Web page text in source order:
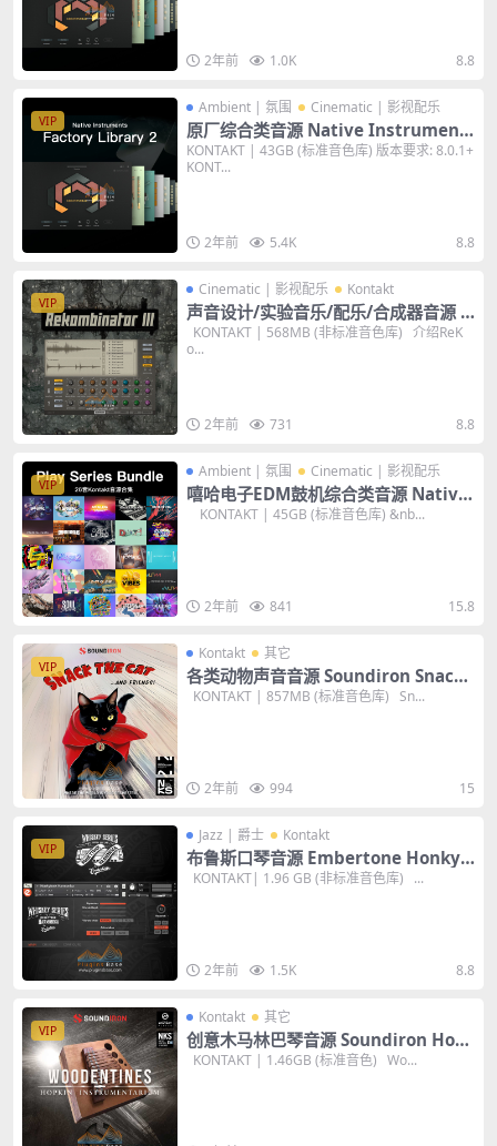
2年前 1.0K 8.8
VIP
Ambient | 氛围 Cinematic | 影视配乐
原厂综合类音源 Native Instrument
s Factory Library 2 v1.4.0 KONTAK
T 43GB音色库
KONTAKT | 43GB (标准音色库) 版本要求: 8.0.1+
KONT...
2年前 5.4K 8.8
VIP
Cinematic | 影视配乐 Kontakt
声音设计/实验音乐/配乐/合成器音源 S
zcZ Rekombinator III KONTAKT 音
色库
KONTAKT | 568MB (非标准音色库) 介绍ReK
o...
2年前 731 8.8
VIP
Ambient | 氛围 Cinematic | 影视配乐
嘻哈电子EDM鼓机综合类音源 Native
Instruments The Play Series Bund
KONTAKT | 45GB (标准音色库) &nb...
2年前 841 15.8
VIP
Kontakt 其它
各类动物声音音源 Soundiron Snack
2.0 KONTAKT 猫/狗/鸟/狮子声音设计
KONTAKT | 857MB (标准音色库) Sn...
2年前 994 15
VIP
Jazz | 爵士 Kontakt
布鲁斯口琴音源 Embertone Honkyt
onk Harmonica KONTAKT 乡村蓝调
KONTAKT| 1.96 GB (非标准音色库) ...
2年前 1.5K 8.8
VIP
Kontakt 其它
创意木马林巴琴音源 Soundiron Hop
kin Instrumentarium Woodentine
KONTAKT | 1.46GB (标准音色) Wo...